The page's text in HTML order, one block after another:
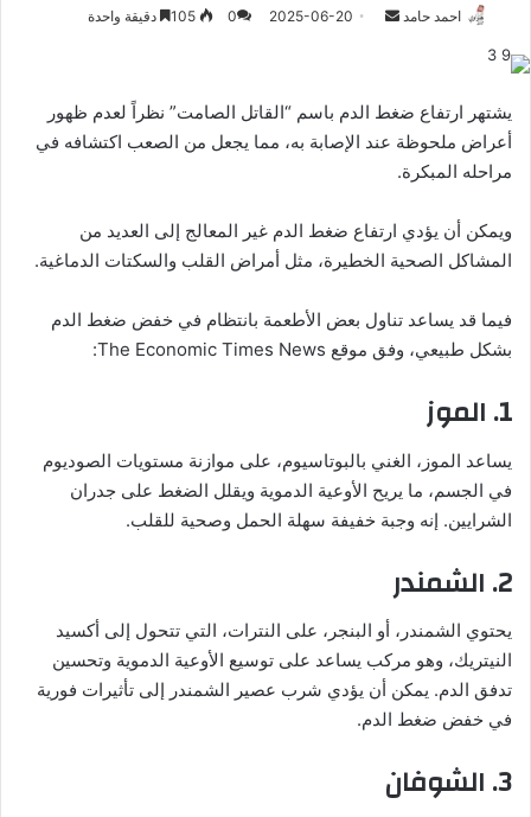
احمد حامد
أرسل 2025-06-20
0 دقيقة واحدة
يشتهر ارتفاع ضغط الدم باسم “القاتل الصامت” نظراً لعدم ظهور
أعراض ملحوظة عند الإصابة به، مما يجعل من الصعب اكتشافه في
مراحله المبكرة.
ويمكن أن يؤدي ارتفاع ضغط الدم غير المعالج إلى العديد من
المشاكل الصحية الخطيرة، مثل أمراض القلب والسكتات الدماغية.
فيما قد يساعد تناول بعض الأطعمة بانتظام في خفض ضغط الدم
بشكل طبيعي، وفق موقع The Economic Times News:
1. الموز
يساعد الموز، الغني بالبوتاسيوم، على موازنة مستويات الصوديوم
في الجسم، ما يريح الأوعية الدموية ويقلل الضغط على جدران
الشرايين. إنه وجبة خفيفة سهلة الحمل وصحية للقلب.
2. الشمندر
يحتوي الشمندر، أو البنجر، على النترات، التي تتحول إلى أكسيد
النيتريك، وهو مركب يساعد على توسيع الأوعية الدموية وتحسين
تدفق الدم. يمكن أن يؤدي شرب عصير الشمندر إلى تأثيرات فورية
في خفض ضغط الدم.
3. الشوفان